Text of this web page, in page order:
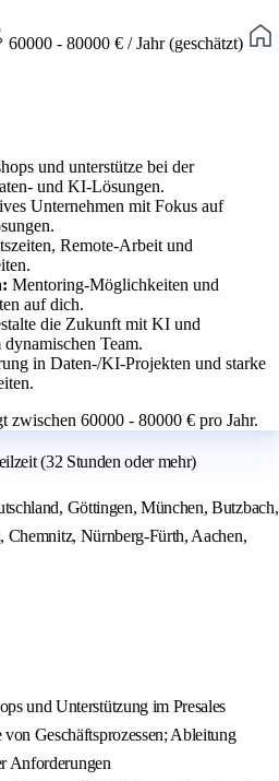
60000 - 80000 € / Jahr (geschätzt)
und unterstütze bei der
und KI-Lösungen.
Unternehmen mit Fokus auf
Remote-Arbeit und
Mentoring-Möglichkeiten und
auf dich.
die Zukunft mit KI und
Team.
in Daten-/KI-Projekten und starke
zwischen 60000 - 80000 € pro Jahr.
(32 Stunden oder mehr)
Göttingen, München, Butzbach,
Nürnberg-Fürth, Aachen,
und Unterstützung im Presales
Geschäftsprozessen; Ableitung
Anforderungen